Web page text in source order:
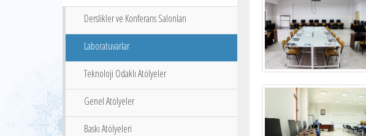
Derslikler ve Konferans Salonları
Laboratuvarlar
Teknoloji Odaklı Atölyeler
Genel Atölyeler
Baskı Atölyeleri